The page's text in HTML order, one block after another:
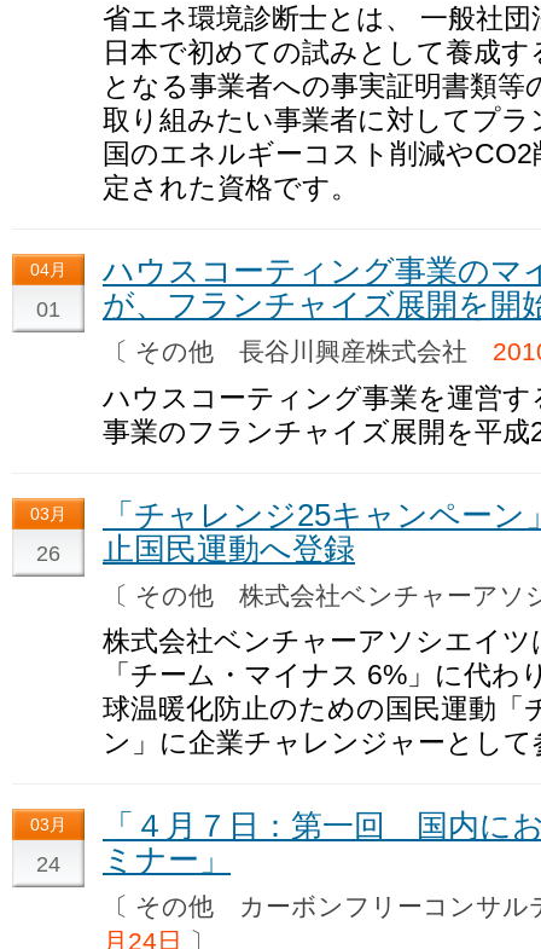
省エネ環境診断士とは、 一般社
日本で初めての試みとして養成
となる事業者への事実証明書類
取り組みたい事業者に対してプ
国のエネルギーコスト削減や
定された資格です。
04月
01
ハウスコーティング事業のマ
が、フランチャイズ展開を開
〔 その他 長谷川興産株式会社
ハウスコーティング事業を運営
事業のフランチャイズ展開を平成
03月
26
「チャレンジ25キャンペー
止国民運動へ登録
〔 その他 株式会社ベンチャーア
株式会社ベンチャーアソシエイ
「チーム・マイナス 6%」に代
球温暖化防止のための国民運動
ン」に企業チャレンジャーとし
03月
24
「４月７日：第一回 国内に
ミナー」
〔 その他 カーボンフリーコンサ
月24日
〕